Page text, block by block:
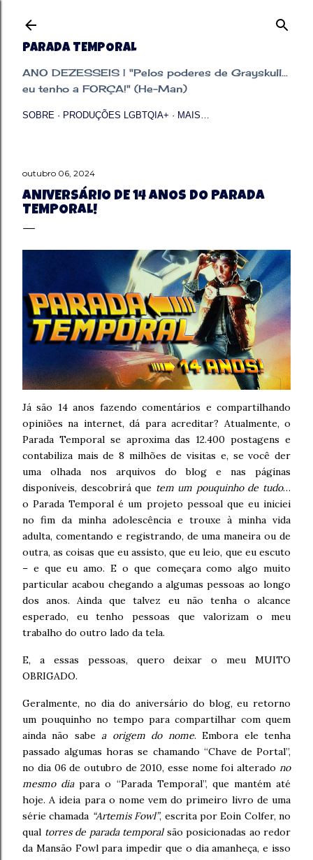
PARADA TEMPORAL
ANO DEZESSEIS | "Pelos poderes de Grayskull...
eu tenho a FORÇA!" (He-Man)
SOBRE PRODUÇÕES LGBTQIA+ MAIS…
outubro 06, 2024
ANIVERSÁRIO DE 14 ANOS DO PARADA
TEMPORAL!
Já são 14 anos fazendo comentários e compartilhando
opiniões na internet, dá para acreditar? Atualmente, o
Parada Temporal se aproxima das 12.400 postagens e
contabiliza mais de 8 milhões de visitas e, se você der
uma olhada nos arquivos do blog e nas páginas
disponíveis, descobrirá que tem um pouquinho de tudo…
o Parada Temporal é um projeto pessoal que eu iniciei
no fim da minha adolescência e trouxe à minha vida
adulta, comentando e registrando, de uma maneira ou de
outra, as coisas que eu assisto, que eu leio, que eu escuto
– e que eu amo. E o que começara como algo muito
particular acabou chegando a algumas pessoas ao longo
dos anos. Ainda que talvez eu não tenha o alcance
esperado, eu tenho pessoas que valorizam o meu
trabalho do outro lado da tela.
E, a essas pessoas, quero deixar o meu MUITO
OBRIGADO.
Geralmente, no dia do aniversário do blog, eu retorno
um pouquinho no tempo para compartilhar com quem
ainda não sabea origem do nome. Embora ele tenha
passado algumas horas se chamando “Chave de Portal”,
no dia 06 de outubro de 2010, esse nome foi alterado no
mesmo diapara o “Parada Temporal”, que mantém até
hoje. A ideia para o nome vem do primeiro livro de uma
série chamada “Artemis Fowl”, escrita por Eoin Colfer, no
qual torres de parada temporalsão posicionadas ao redor
da Mansão Fowl para impedir que o dia amanheça, e isso